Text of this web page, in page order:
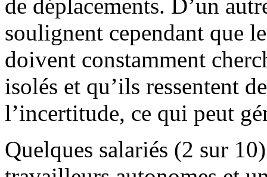
de déplacements. D’un
soulignent cependant que
doivent constamment
isolés et qu’ils ressentent
l’incertitude, ce qui peut
Quelques salariés (2 sur